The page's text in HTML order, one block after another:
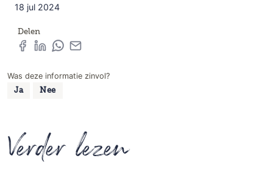
18 jul 2024
Delen
Was deze informatie zinvol?
Ja Nee
Verder lezen